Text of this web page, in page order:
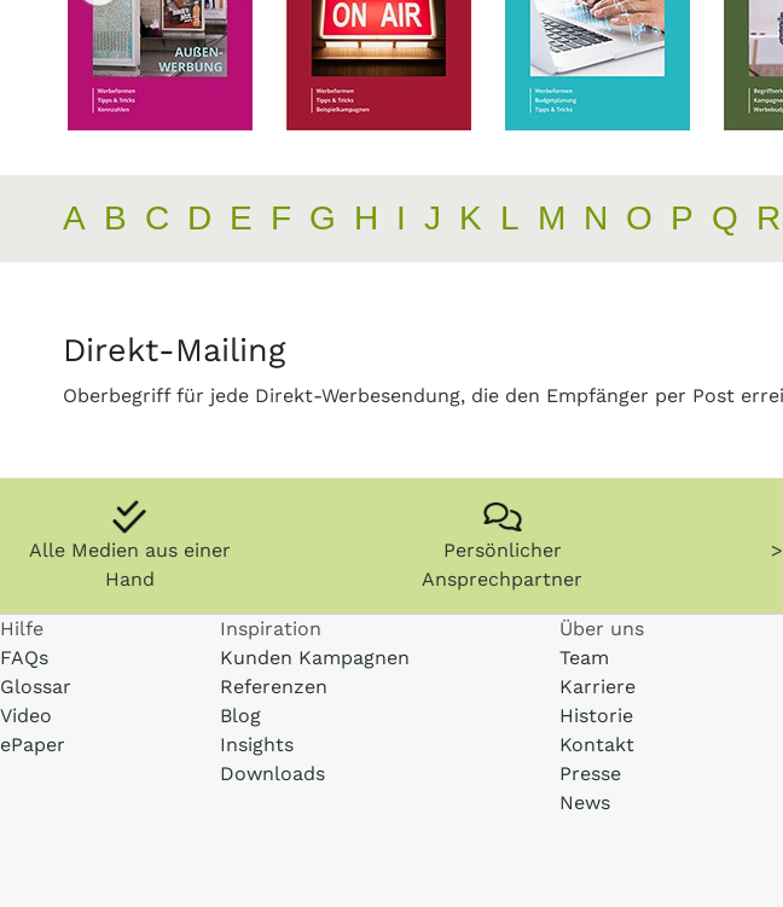
A B C D E F G H I J K L M N O P Q R
Direkt-Mailing
Oberbegriff für jede Direkt-Werbesendung, die den Empfänger per Post
Alle Medien aus einer
Hand
Persönlicher
Ansprechpartner
Hilfe
FAQs
Glossar
Video
ePaper
Inspiration
Kunden Kampagnen
Referenzen
Blog
Insights
Downloads
Über uns
Team
Karriere
Historie
Kontakt
Presse
News